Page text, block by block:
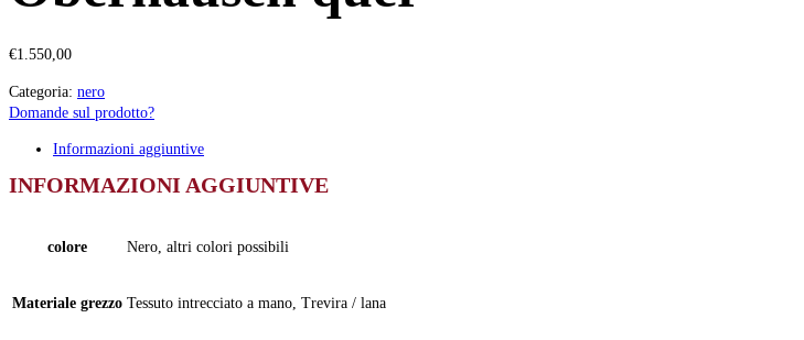
€1.550,00
Categoria: nero
Domande sul prodotto?
Informazioni aggiuntive
INFORMAZIONI AGGIUNTIVE
colore Nero, altri colori possibili
Materiale grezzo Tessuto intrecciato a mano, Trevira / lana